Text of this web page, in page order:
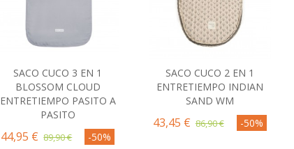
Comprar
SACO CUCO 3 EN 1
BLOSSOM CLOUD
ENTRETIEMPO PASITO A
PASITO
44,95 € 89,90 € -50%
Comprar
SACO CUCO 2 EN 1
ENTRETIEMPO INDIAN
SAND WM
43,45 € 86,90 € -50%